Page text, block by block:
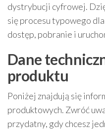
dystrybucji cyfrowej.
się procesu typowego
dostęp, pobranie i
Dane
produktu
Poniżej znajdują się
produktowych. Zwróć
przydatny, gdy chcesz